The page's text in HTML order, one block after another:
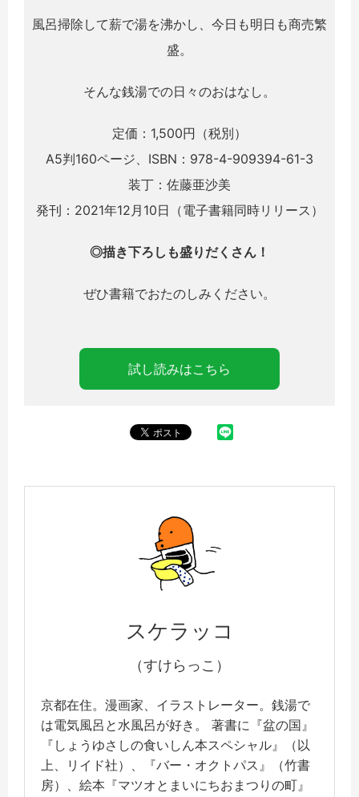
風呂掃除して薪で湯を沸かし、今日も明日も商売繁
盛。
そんな銭湯での日々のおはなし。
定価：1,500円（税別）
A5判160ページ、ISBN：978-4-909394-61-3
装丁：佐藤亜沙美
発刊：2021年12月10日（電子書籍同時リリース）
◎描き下ろしも盛りだくさん！
ぜひ書籍でおたのしみください。
試し読みはこちら
スケラッコ
（すけらっこ）
京都在住。漫画家、イラストレーター。銭湯で
は電気風呂と水風呂が好き。 著書に『盆の国』
『しょうゆさしの食いしん本スペシャル』（以
上、リイド社）、『バー・オクトパス』（竹書
房）、絵本『マツオとまいにちおまつりの町』